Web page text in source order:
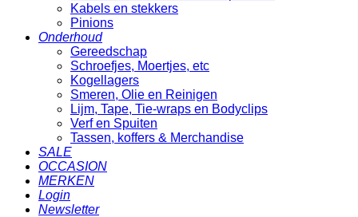
Kabels en stekkers
Pinions
Onderhoud
Gereedschap
Schroefjes, Moertjes, etc
Kogellagers
Smeren, Olie en Reinigen
Lijm, Tape, Tie-wraps en Bodyclips
Verf en Spuiten
Tassen, koffers & Merchandise
SALE
OCCASION
MERKEN
Login
Newsletter